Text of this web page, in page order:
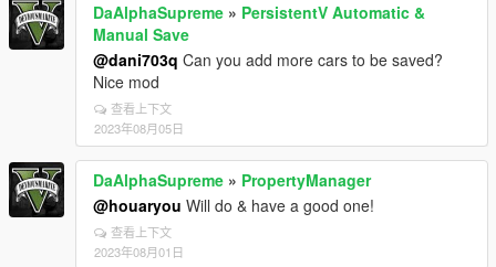
DaAlphaSupreme » PersistentV Automatic &
Manual Save
@dani703q Can you add more cars to be saved?
Nice mod
查看上下文
2023年08月05日
DaAlphaSupreme » PropertyManager
@houaryou Will do & have a good one!
查看上下文
2023年08月01日